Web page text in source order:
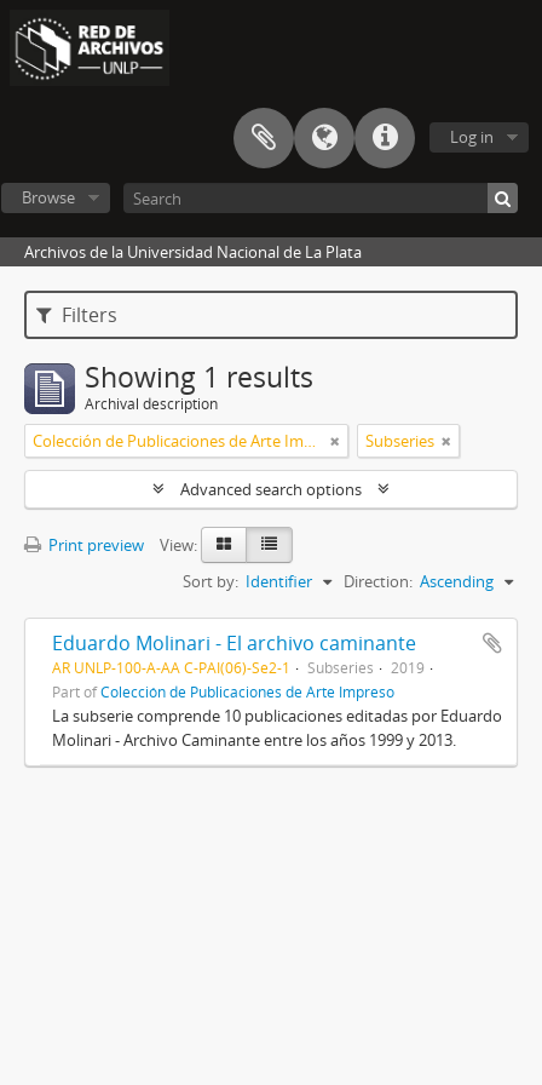
Log in
Browse
Archivos de la Universidad Nacional de La Plata
Filters
Showing 1 results
Archival description
Colección de Publicaciones de Arte Impreso Subseries
Advanced search options
Print preview
View:
Sort by: Identifier Direction: Ascending
Eduardo Molinari - El archivo caminante
AR UNLP-100-A-AA C-PAI(06)-Se2-1 Subseries
2019
Part ofColección de Publicaciones de Arte Impreso
La subserie comprende 10 publicaciones editadas por Eduardo
Molinari - Archivo Caminante entre los años 1999 y 2013.